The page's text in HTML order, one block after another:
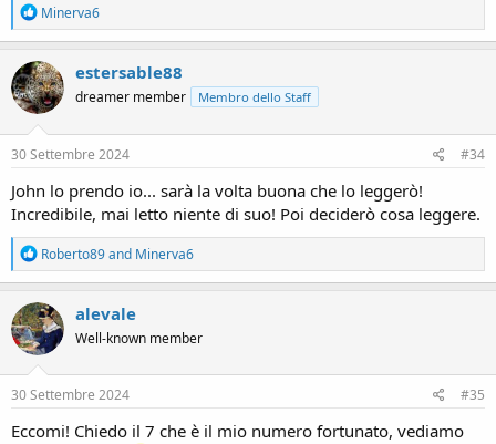
R
e
a
c
t
i
o
n
s
Minerva6
estersable88
dreamer member Membro dello Staff
30 Settembre 2024 #34
John lo prendo io... sarà la volta buona che lo leggerò!
Incredibile, mai letto niente di suo! Poi deciderò cosa leggere.
R
e
a
c
t
i
o
n
s
Roberto89and Minerva6
alevale
Well-known member
30 Settembre 2024 #35
Eccomi! Chiedo il 7 che è il mio numero fortunato, vediamo